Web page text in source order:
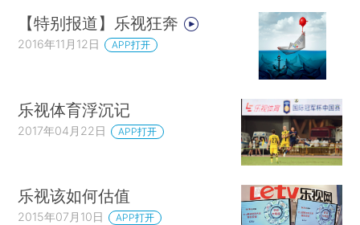
【特别报道】乐视狂奔
2016年11月12日 APP打开
乐视体育浮沉记
2017年04月22日 APP打开
乐视该如何估值
2015年07月10日 APP打开